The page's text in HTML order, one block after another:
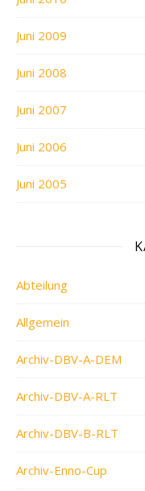
Juni 2009
Juni 2008
Juni 2007
Juni 2006
Juni 2005
Abteilung
Allgemein
Archiv-DBV-A-DEM
Archiv-DBV-A-RLT
Archiv-DBV-B-RLT
Archiv-Enno-Cup